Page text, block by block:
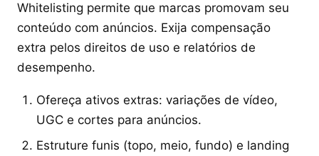
Whitelisting permite que marcas promovam seu
conteúdo com anúncios. Exija compensação
extra pelos direitos de uso e relatórios de
desempenho.
Ofereça ativos extras: variações de vídeo,
UGC e cortes para anúncios.
Estruture funis (topo, meio, fundo) e landing